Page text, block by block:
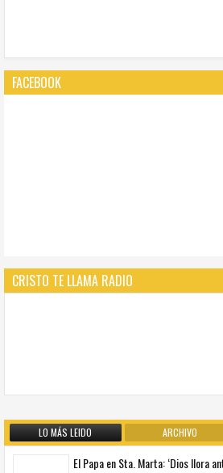
FACEBOOK
CRISTO TE LLAMA RADIO
LO MÁS LEIDO ARCHIVO
El Papa en Sta. Marta: ‘Dios llora